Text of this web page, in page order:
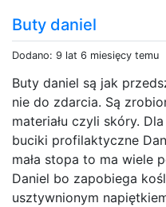
Buty daniel
Dodano: 9 lat 6 miesięcy temu
Buty daniel są jak
nie do zdarcia. Są
materiału czyli skóry.
buciki profilaktyczne
mała stopa to ma wiele
Daniel bo zapobiega
usztywnionym